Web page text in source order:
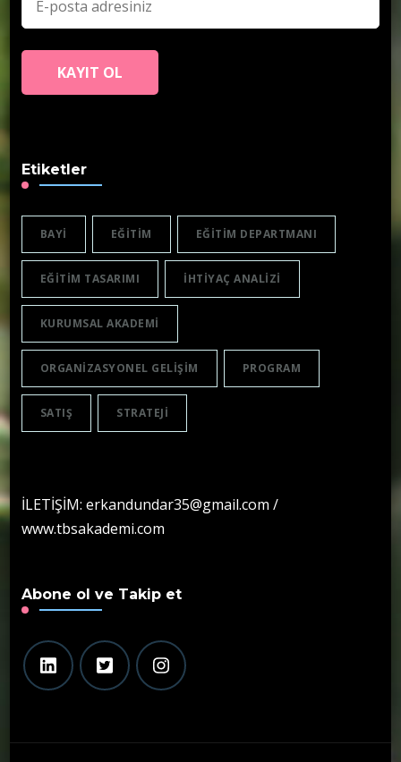
Etiketler
BAYI EĞITIM EĞITIM DEPARTMANI
EĞITIM TASARIMI IHTIYAÇ ANALIZI
KURUMSAL AKADEMI
ORGANIZASYONEL GELIŞIM PROGRAM
SATIŞ STRATEJI
İLETİŞİM: erkandundar35@gmail.com /
www.tbsakademi.com
Abone ol ve Takip et